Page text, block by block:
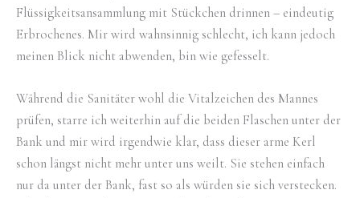
Flüssigkeitsansammlung mit Stückchen drinnen – eindeutig
Erbrochenes. Mir wird wahnsinnig schlecht, ich kann jedoch
meinen Blick nicht abwenden, bin wie gefesselt.
Während die Sanitäter wohl die Vitalzeichen des Mannes
prüfen, starre ich weiterhin auf die beiden Flaschen unter der
Bank und mir wird irgendwie klar, dass dieser arme Kerl
schon längst nicht mehr unter uns weilt. Sie stehen einfach
nur da unter der Bank, fast so als würden sie sich verstecken.